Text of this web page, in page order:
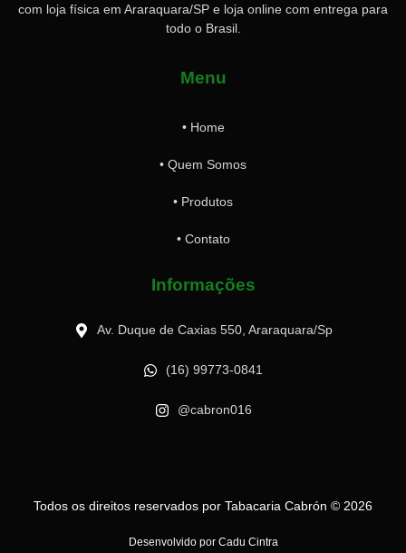
com loja física em Araraquara/SP e loja online com entrega para
todo o Brasil.
Menu
• Home
• Quem Somos
• Produtos
• Contato
Informações
Av. Duque de Caxias 550, Araraquara/Sp
(16) 99773-0841
@cabron016
Todos os direitos reservados por Tabacaria Cabrón © 2026
Desenvolvido por Cadu Cintra